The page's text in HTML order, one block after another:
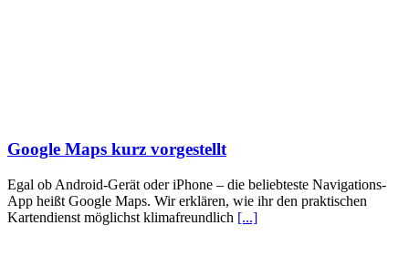
Google Maps kurz vorgestellt
Egal ob Android-Gerät oder iPhone – die beliebteste Navigations-
App heißt Google Maps. Wir erklären, wie ihr den praktischen
Kartendienst möglichst klimafreundlich [...]